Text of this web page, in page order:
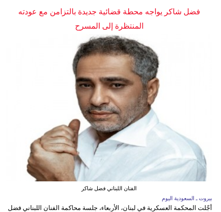
فضل شاكر يواجه محطة قضائية جديدة بالتزامن مع عودته
المنتظرة إلى المسرح
الفنان اللبناني فضل شاكر
بيروت ـ السعودية اليوم
أجّلت المحكمة العسكرية في لبنان، الأربعاء، جلسة محاكمة الفنان اللبناني فضل